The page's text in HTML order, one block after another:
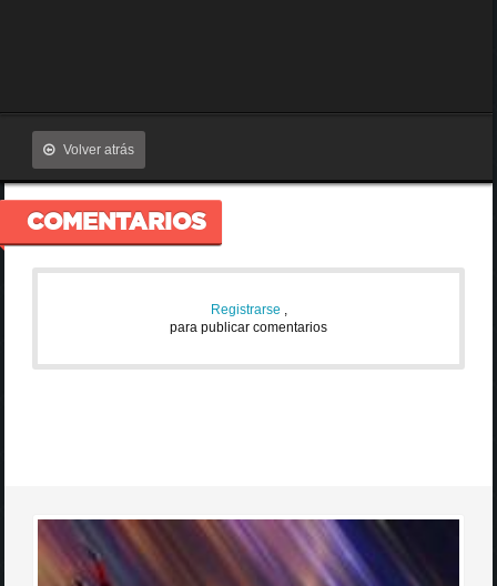
Volver atrás
COMENTARIOS
Registrarse ,
para publicar comentarios